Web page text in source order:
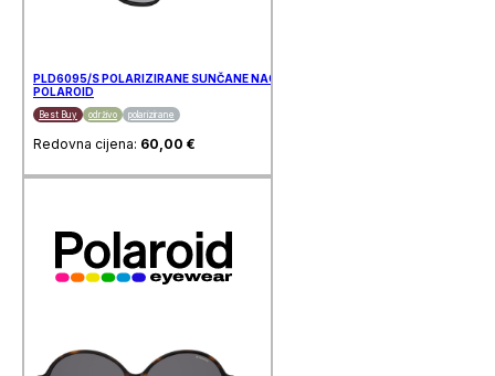
PLD6095/S POLARIZIRANE SUNČANE NAOČALE
POLAROID
Best Buy održivo polarizirane
Redovna cijena: 60,00 €